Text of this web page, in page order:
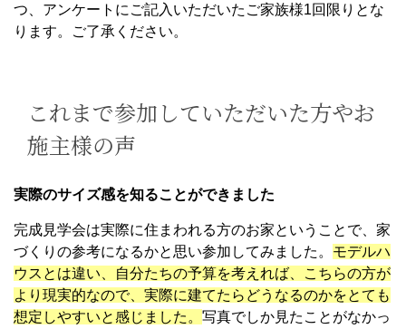
つ、アンケートにご記入いただいたご家族様1回限りとな
ります。ご了承ください。
これまで参加していただいた方やお
施主様の声
実際のサイズ感を知ることができました
完成見学会は実際に住まわれる方のお家ということで、家
づくりの参考になるかと思い参加してみました。 モデルハ
ウスとは違い、自分たちの予算を考えれば、こちらの方が
より現実的なので、実際に建てたらどうなるのかをとても
想定しやすいと感じました。 写真でしか見たことがなかっ